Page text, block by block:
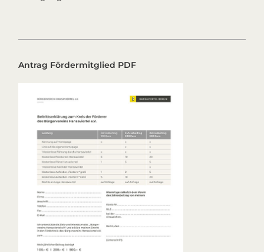
Antrag Fördermitglied PDF